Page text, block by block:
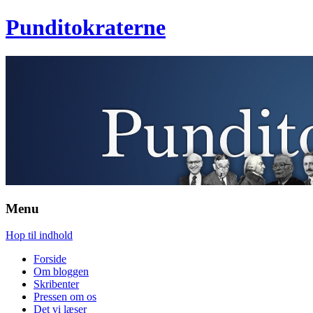
Punditokraterne
Menu
Hop til indhold
Forside
Om bloggen
Skribenter
Pressen om os
Det vi læser